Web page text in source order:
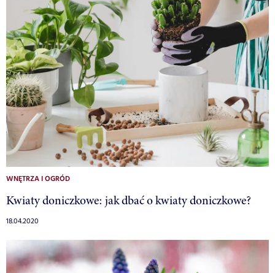
WNĘTRZA I OGRÓD
Kwiaty doniczkowe: jak dbać o kwiaty doniczkowe?
18.04.2020